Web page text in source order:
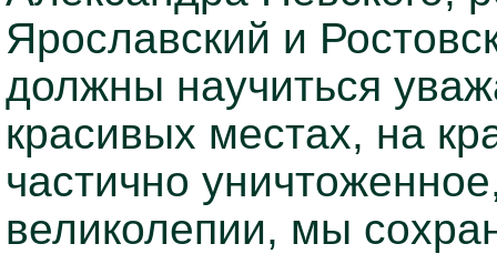
Ярославский и
должны научиться
красивых местах, на
частично
великолепии, мы